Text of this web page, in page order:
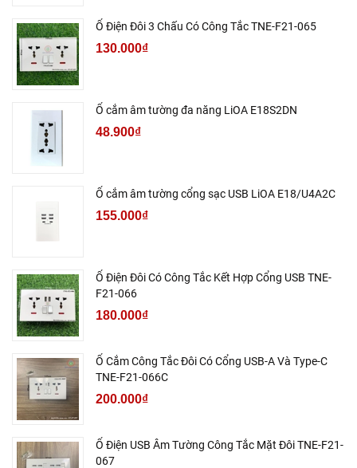
Ổ Điện Đôi 3 Chấu Có Công Tắc TNE-F21-065
130.000₫
Ổ cắm âm tường đa năng LiOA E18S2DN
48.900₫
Ổ cắm âm tường cổng sạc USB LiOA E18/U4A2C
155.000₫
Ổ Điện Đôi Có Công Tắc Kết Hợp Cổng USB TNE-
F21-066
180.000₫
Ổ Cắm Công Tắc Đôi Có Cổng USB-A Và Type-C
TNE-F21-066C
200.000₫
Ổ Điện USB Âm Tường Công Tắc Mặt Đôi TNE-F21-
067